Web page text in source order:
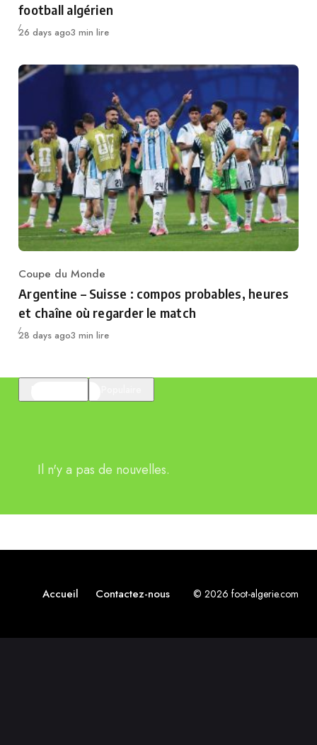
football algérien
Publié
26 days ago3 min lire
Category
Coupe du Monde
Argentine – Suisse : compos probables, heures
et chaîne où regarder le match
Publié
28 days ago3 min lire
Il n'y a pas de nouvelles.
Accueil Contactez-nous © 2026 foot-algerie.com